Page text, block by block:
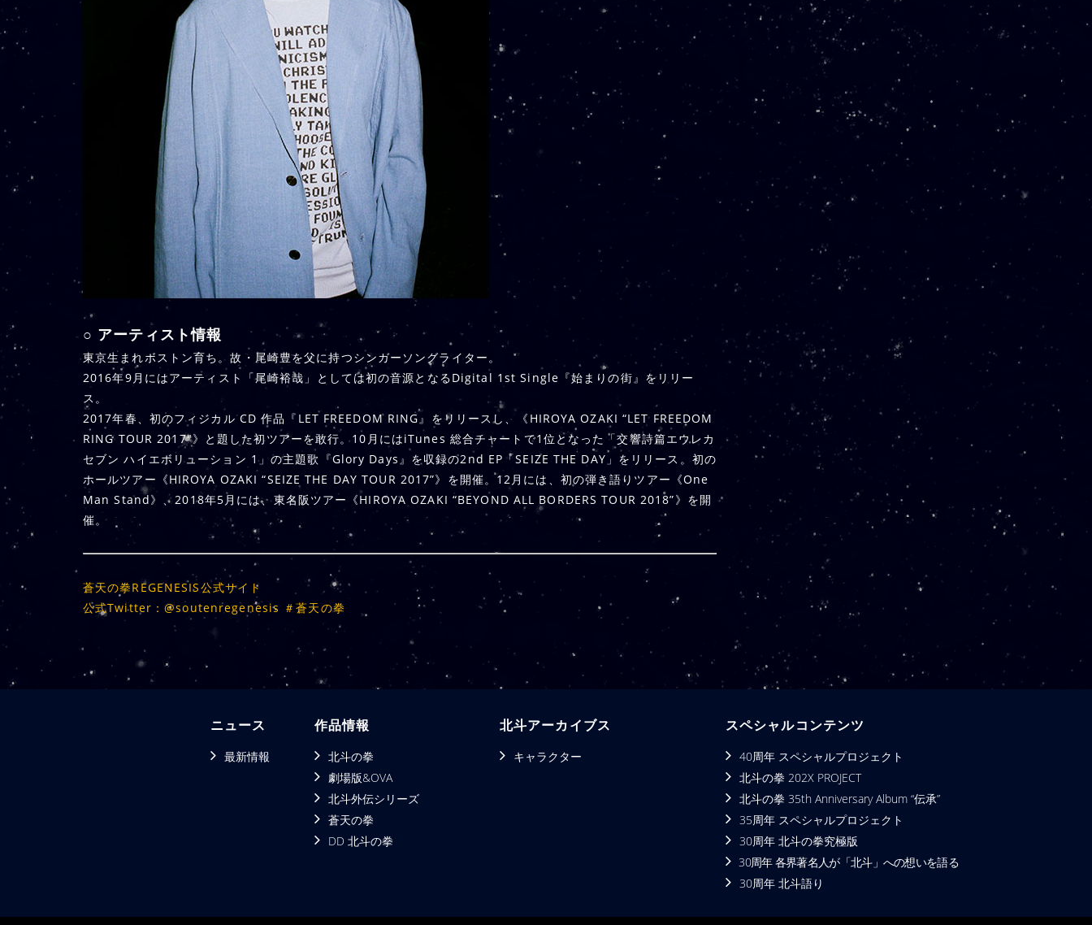
○ アーティスト情報
東京生まれボストン育ち。故・尾崎豊を父に持つシンガーソングライター。
2016年9月にはアーティスト「尾崎裕哉」としては初の音源となるDigital 1st Single『始まりの街』をリリー
ス。
2017年春、初のフィジカル CD 作品『LET FREEDOM RING』をリリースし、《HIROYA OZAKI “LET FREEDOM
RING TOUR 2017″》と題した初ツアーを敢行。10月にはiTunes 総合チャートで1位となった「交響詩篇エウレカ
セブン ハイエボリューション 1」の主題歌『Glory Days』を収録の2nd EP「SEIZE THE DAY」をリリース。初の
ホールツアー《HIROYA OZAKI “SEIZE THE DAY TOUR 2017”》を開催。12月には、初の弾き語りツアー《One
Man Stand》、2018年5月には、東名阪ツアー《HIROYA OZAKI “BEYOND ALL BORDERS TOUR 2018”》を開
催。
蒼天の拳REGENESIS公式サイト
公式Twitter：@soutenregenesis ＃蒼天の拳
ニュース
最新情報
作品情報
北斗の拳
劇場版&OVA
北斗外伝シリーズ
蒼天の拳
DD 北斗の拳
北斗アーカイブス
キャラクター
スペシャルコンテンツ
40周年 スペシャルプロジェクト
北斗の拳 202X PROJECT
北斗の拳 35th Anniversary Album “伝承”
35周年 スペシャルプロジェクト
30周年 北斗の拳究極版
30周年 各界著名人が「北斗」への想いを語る
30周年 北斗語り